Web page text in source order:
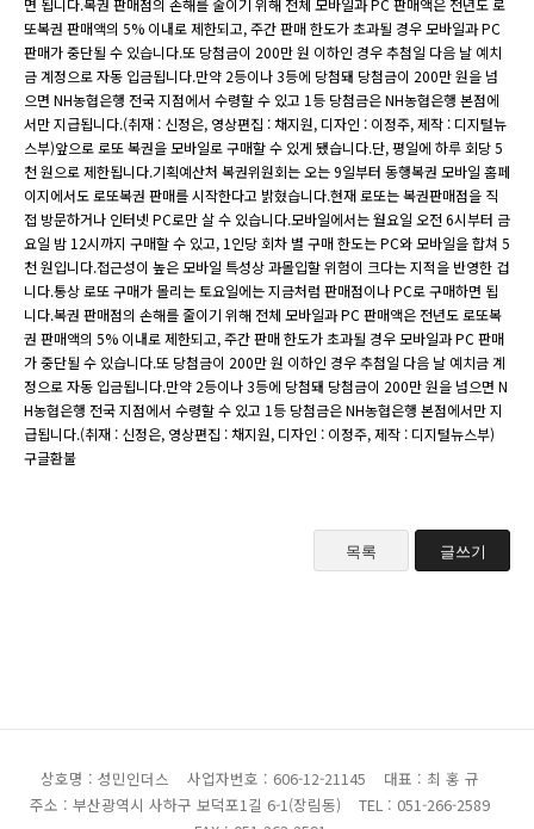
면 됩니다.복권 판매점의 손해를 줄이기 위해 전체 모바일과 PC 판매액은 전년도 로
또복권 판매액의 5% 이내로 제한되고, 주간 판매 한도가 초과될 경우 모바일과 PC
판매가 중단될 수 있습니다.또 당첨금이 200만 원 이하인 경우 추첨일 다음 날 예치
금 계정으로 자동 입금됩니다.만약 2등이나 3등에 당첨돼 당첨금이 200만 원을 넘
으면 NH농협은행 전국 지점에서 수령할 수 있고 1등 당첨금은 NH농협은행 본점에
서만 지급됩니다.(취재 : 신정은, 영상편집 : 채지원, 디자인 : 이정주, 제작 : 디지털뉴
스부)앞으로 로또 복권을 모바일로 구매할 수 있게 됐습니다.단, 평일에 하루 회당 5
천 원으로 제한됩니다.기획예산처 복권위원회는 오는 9일부터 동행복권 모바일 홈페
이지에서도 로또복권 판매를 시작한다고 밝혔습니다.현재 로또는 복권판매점을 직
접 방문하거나 인터넷 PC로만 살 수 있습니다.모바일에서는 월요일 오전 6시부터 금
요일 밤 12시까지 구매할 수 있고, 1인당 회차 별 구매 한도는 PC와 모바일을 합쳐 5
천 원입니다.접근성이 높은 모바일 특성상 과몰입할 위험이 크다는 지적을 반영한 겁
니다.통상 로또 구매가 몰리는 토요일에는 지금처럼 판매점이나 PC로 구매하면 됩
니다.복권 판매점의 손해를 줄이기 위해 전체 모바일과 PC 판매액은 전년도 로또복
권 판매액의 5% 이내로 제한되고, 주간 판매 한도가 초과될 경우 모바일과 PC 판매
가 중단될 수 있습니다.또 당첨금이 200만 원 이하인 경우 추첨일 다음 날 예치금 계
정으로 자동 입금됩니다.만약 2등이나 3등에 당첨돼 당첨금이 200만 원을 넘으면 N
H농협은행 전국 지점에서 수령할 수 있고 1등 당첨금은 NH농협은행 본점에서만 지
급됩니다.(취재 : 신정은, 영상편집 : 채지원, 디자인 : 이정주, 제작 : 디지털뉴스부)
구글환불
목록 글쓰기
상호명 : 성민인더스 사업자번호 : 606-12-21145
대표 : 최 홍 규
주소 : 부산광역시 사하구 보덕포1길 6-1(장림동)
TEL : 051-266-2589